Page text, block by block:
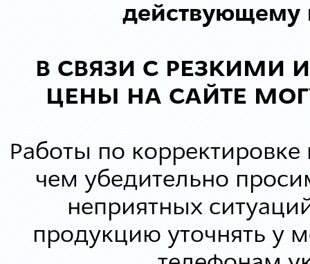
действующему
В СВЯЗИ С РЕЗКИМИ
ЦЕНЫ НА САЙТЕ
Работы по корректировке
чем убедительно
неприятных
продукцию уточнять у